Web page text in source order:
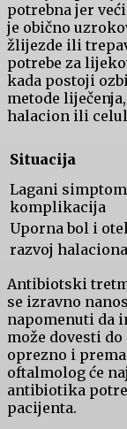
potrebna⁣ jer
je obično
žlijezde ili
potrebe za
kada postoji
metode
halacion‍ ili
Situacija
Lagani
komplikacija
Uporna bol i⁢
razvoj
Antibiotski
⁤se izravno
napomenuti‍ da
može⁢ dovesti
oprezno i
oftalmolog će
antibiotika
pacijenta.